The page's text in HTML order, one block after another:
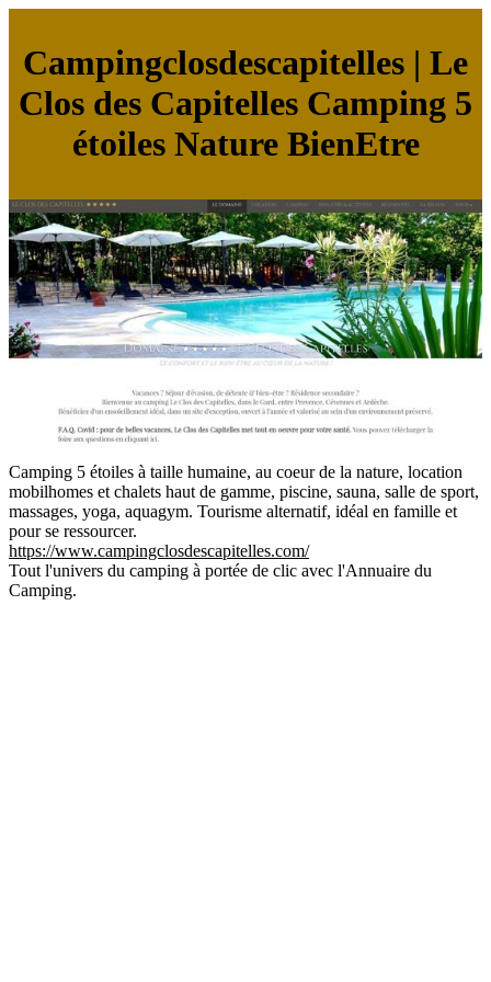
Campingclosdescapitelles | Le
Clos des Capitelles Camping 5
étoiles Nature BienEtre
Camping 5 étoiles à taille humaine, au coeur de la nature, location
mobilhomes et chalets haut de gamme, piscine, sauna, salle de sport,
massages, yoga, aquagym. Tourisme alternatif, idéal en famille et
pour se ressourcer.
https://www.campingclosdescapitelles.com/
Tout l'univers du camping à portée de clic avec l'Annuaire du
Camping.